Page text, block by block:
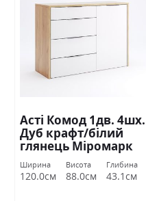
Асті Комод 1дв. 4шх.
Дуб крафт/білий
глянець Міромарк
Ширина
120.0см
Висота
88.0см
Глибина
43.1см